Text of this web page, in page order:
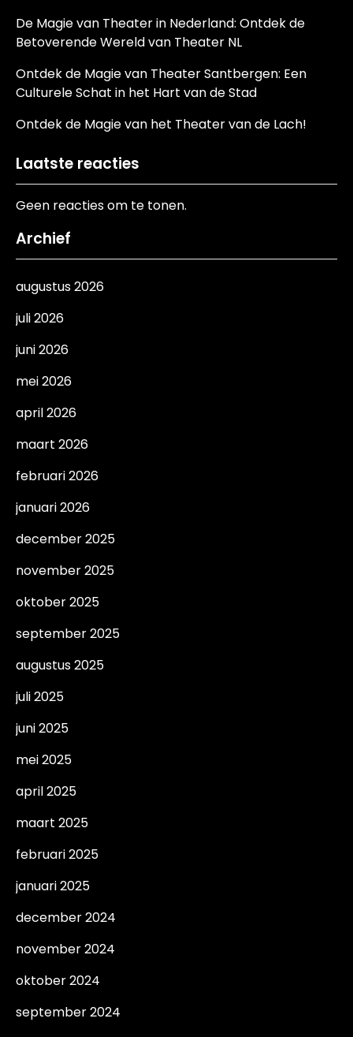
De Magie van Theater in Nederland: Ontdek de
Betoverende Wereld van Theater NL
Ontdek de Magie van Theater Santbergen: Een
Culturele Schat in het Hart van de Stad
Ontdek de Magie van het Theater van de Lach!
Laatste reacties
Geen reacties om te tonen.
Archief
augustus 2026
juli 2026
juni 2026
mei 2026
april 2026
maart 2026
februari 2026
januari 2026
december 2025
november 2025
oktober 2025
september 2025
augustus 2025
juli 2025
juni 2025
mei 2025
april 2025
maart 2025
februari 2025
januari 2025
december 2024
november 2024
oktober 2024
september 2024